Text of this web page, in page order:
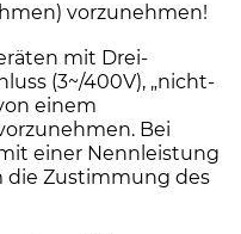
vorzunehmen!
mit Drei-
(3~/400V), „nicht-
einem
Bei
einer Nennleistung
die Zustimmung des